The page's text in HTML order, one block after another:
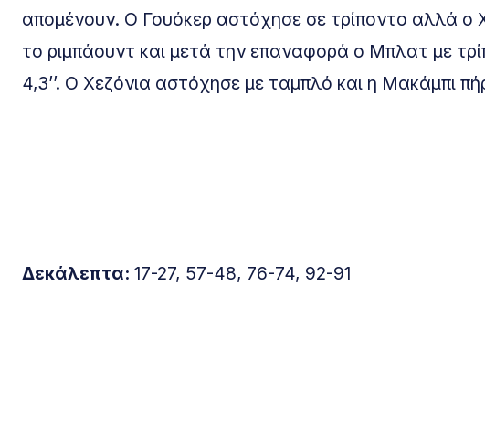
απομένουν. O Γουόκερ αστόχησε σε τρίποντο αλλά ο
το ριμπάουντ και μετά την επαναφορά ο Μπλατ με
4,3’’. Ο Χεζόνια αστόχησε με ταμπλό και η Μακάμπι
Δεκάλεπτα: 17-27, 57-48, 76-74, 92-91